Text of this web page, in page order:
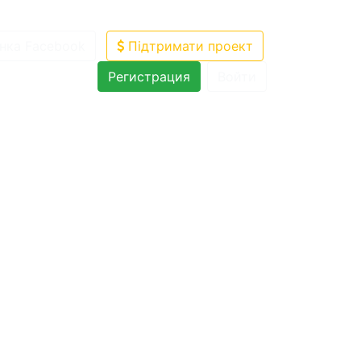
Підтримати проект
Регистрация